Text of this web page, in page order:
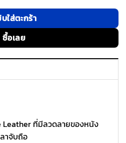
ใส่ตะกร้า
ซื้อเลย
Leather ที่มีลวดลายของหนัง
าจับถือ